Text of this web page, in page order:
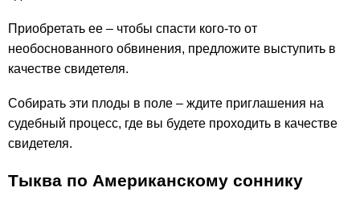
Приобретать ее – чтобы спасти кого-то от
необоснованного обвинения, предложите выступить в
качестве свидетеля.
Собирать эти плоды в поле – ждите приглашения на
судебный процесс, где вы будете проходить в качестве
свидетеля.
Тыква по Американскому соннику